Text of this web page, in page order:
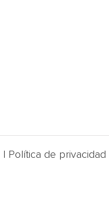
| Política de privacidad